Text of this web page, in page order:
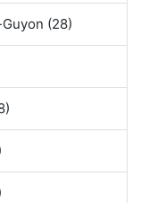
(28)